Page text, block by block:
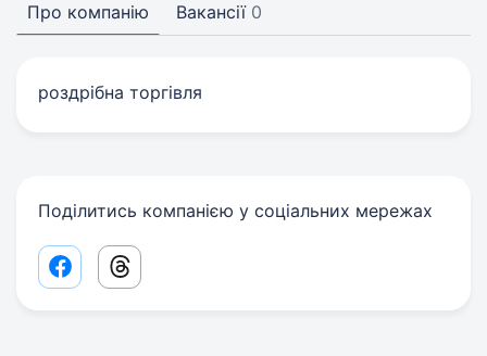
Про компанію Вакансії 0
роздрібна торгівля
Поділитись компанією у соціальних мережах
Facebook share link
Threads share link